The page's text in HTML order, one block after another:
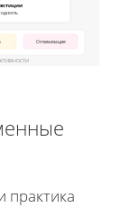
Оптимизация
практика